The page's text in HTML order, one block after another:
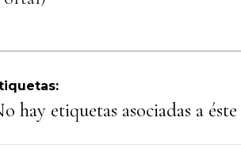
hay etiquetas asociadas a